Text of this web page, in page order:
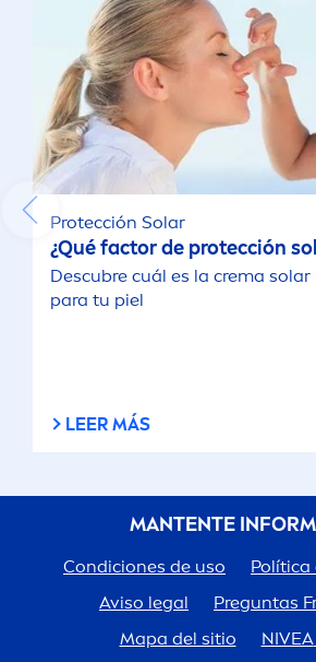
Protección Solar
¿Qué factor de protección
Descubre cuál es la crema
para tu piel
LEER MÁS
MANTENTE
Condiciones de uso
Aviso legal
Preguntas
Mapa del sitio
NIVEA